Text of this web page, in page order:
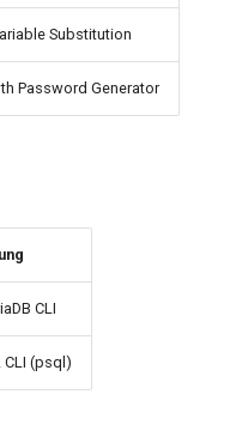
Substitution
Password Generator
CLI
CLI (psql)